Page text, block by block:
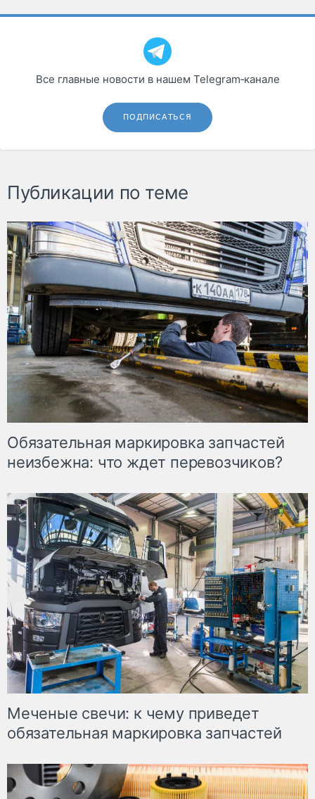
Все главные новости в нашем Telegram‑канале
ПОДПИСАТЬСЯ
Публикации по теме
Обязательная маркировка запчастей
неизбежна: что ждет перевозчиков?
Меченые свечи: к чему приведет
обязательная маркировка запчастей